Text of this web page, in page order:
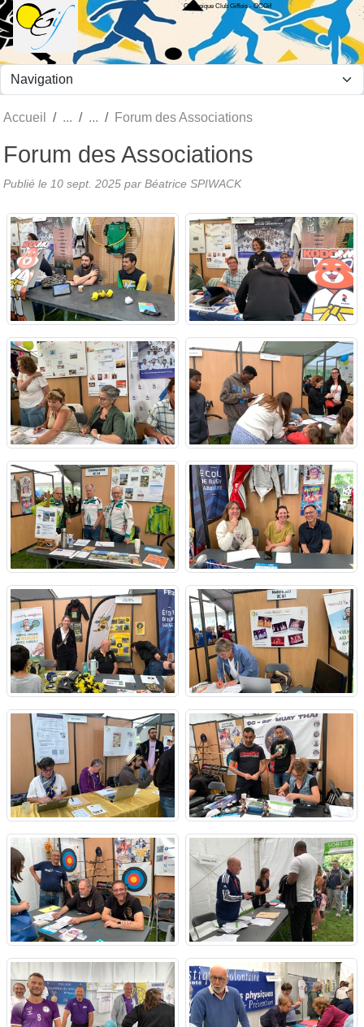
Olympique Club Giffois - OCGif
Accueil Forum des Associations
Forum des Associations
Publié le 10 sept. 2025 par Béatrice SPIWACK
Panneau de gestion des cookies